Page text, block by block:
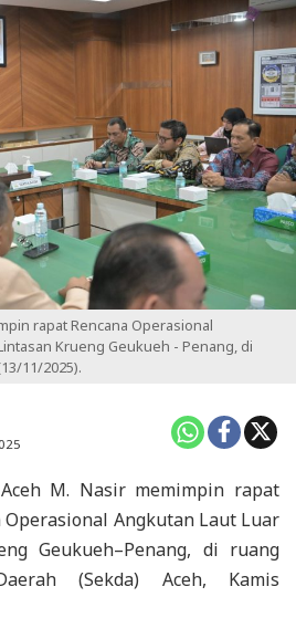
rapat Rencana Operasional
Krueng Geukueh - Penang, di
11/2025).
M. Nasir memimpin rapat
Operasional Angkutan Laut Luar
Geukueh–Penang, di ruang
(Sekda) Aceh, Kamis